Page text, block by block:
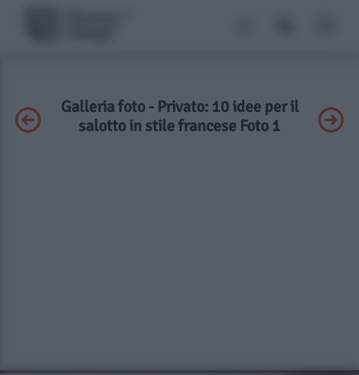
Galleria foto - Privato: 10 idee per il
salotto in stile francese Foto 1